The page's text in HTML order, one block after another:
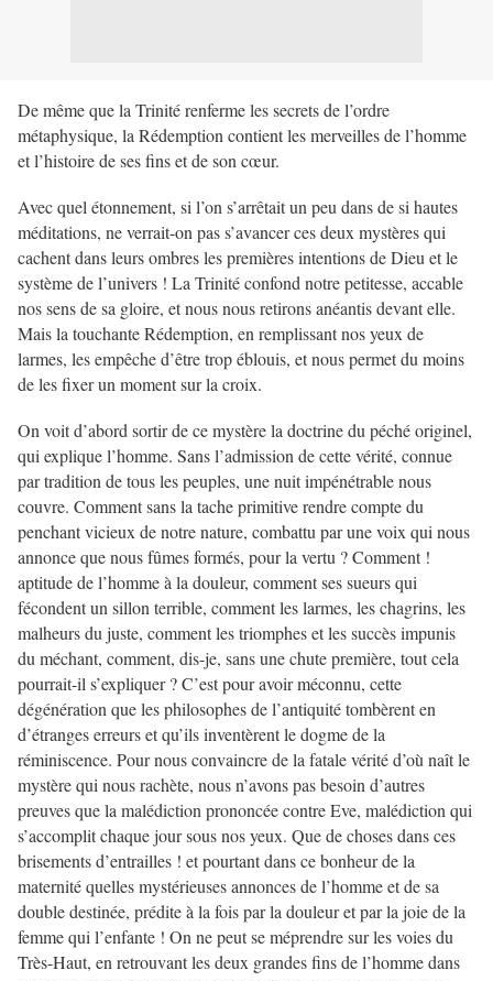
De même que la Trinité renferme les secrets de l’ordre
métaphysique, la Rédemption contient les merveilles de l’homme
et l’histoire de ses fins et de son cœur.
Avec quel étonnement, si l’on s’arrêtait un peu dans de si hautes
méditations, ne verrait-on pas s’avancer ces deux mystères qui
cachent dans leurs ombres les premières intentions de Dieu et le
système de l’univers ! La Trinité confond notre petitesse, accable
nos sens de sa gloire, et nous nous retirons anéantis devant elle.
Mais la touchante Rédemption, en remplissant nos yeux de
larmes, les empêche d’être trop éblouis, et nous permet du moins
de les fixer un moment sur la croix.
On voit d’abord sortir de ce mystère la doctrine du péché originel,
qui explique l’homme. Sans l’admission de cette vérité, connue
par tradition de tous les peuples, une nuit impénétrable nous
couvre. Comment sans la tache primitive rendre compte du
penchant vicieux de notre nature, combattu par une voix qui nous
annonce que nous fûmes formés, pour la vertu ? Comment !
aptitude de l’homme à la douleur, comment ses sueurs qui
fécondent un sillon terrible, comment les larmes, les chagrins, les
malheurs du juste, comment les triomphes et les succès impunis
du méchant, comment, dis-je, sans une chute première, tout cela
pourrait-il s’expliquer ? C’est pour avoir méconnu, cette
dégénération que les philosophes de l’antiquité tombèrent en
d’étranges erreurs et qu’ils inventèrent le dogme de la
réminiscence. Pour nous convaincre de la fatale vérité d’où naît le
mystère qui nous rachète, nous n’avons pas besoin d’autres
preuves que la malédiction prononcée contre Eve, malédiction qui
s’accomplit chaque jour sous nos yeux. Que de choses dans ces
brisements d’entrailles ! et pourtant dans ce bonheur de la
maternité quelles mystérieuses annonces de l’homme et de sa
double destinée, prédite à la fois par la douleur et par la joie de la
femme qui l’enfante ! On ne peut se méprendre sur les voies du
Très-Haut, en retrouvant les deux grandes fins de l’homme dans